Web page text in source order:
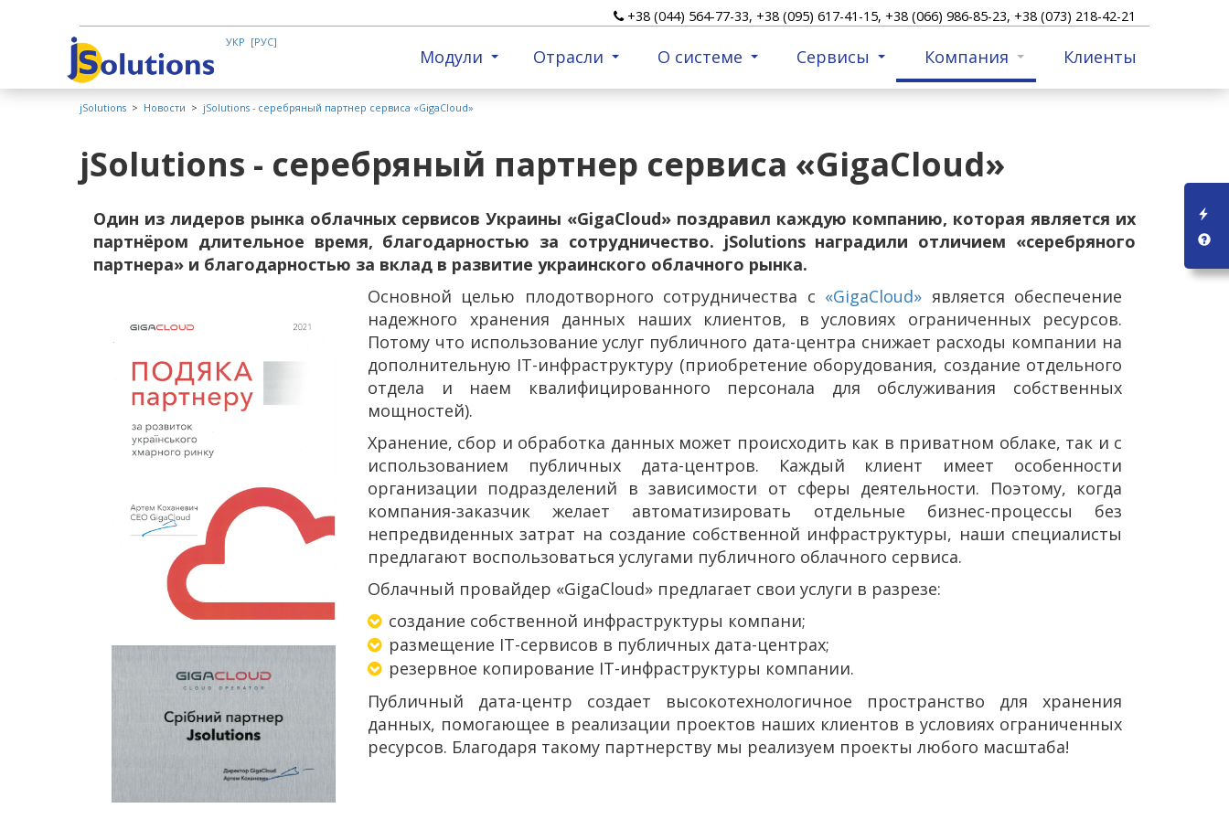
+38 (044) 564-77-33, +38 (095) 617-41-15, +38 (066) 986-85-23, +38 (073) 218-42-21
УКР РУС
Модули Отрасли О системе Сервисы Компания Клиенты
jSolutions > Новости > jSolutions - серебряный партнер сервиса «GigaCloud»
jSolutions - серебряный партнер сервиса «GigaCloud»
Один из лидеров рынка облачных сервисов Украины «GigaCloud» поздравил каждую компанию, которая является их
партнёром длительное время, благодарностью за сотрудничество. jSolutions наградили отличием «серебряного
партнера» и благодарностью за вклад в развитие украинского облачного рынка.
Основной целью плодотворного сотрудничества с «GigaCloud» является обеспечение
надежного хранения данных наших клиентов, в условиях ограниченных ресурсов.
Потому что использование услуг публичного дата-центра снижает расходы компании на
дополнительную IT-инфраструктуру (приобретение оборудования, создание отдельного
отдела и наем квалифицированного персонала для обслуживания собственных
мощностей).
Хранение, сбор и обработка данных может происходить как в приватном облаке, так и с
использованием публичных дата-центров. Каждый клиент имеет особенности
организации подразделений в зависимости от сферы деятельности. Поэтому, когда
компания-заказчик желает автоматизировать отдельные бизнес-процессы без
непредвиденных затрат на создание собственной инфраструктуры, наши специалисты
предлагают воспользоваться услугами публичного облачного сервиса.
Облачный провайдер «GigaCloud» предлагает свои услуги в разрезе:
создание собственной инфраструктуры компани;
размещение IT-сервисов в публичных дата-центрах;
резервное копирование IT-инфраструктуры компании.
Публичный дата-центр создает высокотехнологичное пространство для хранения
данных, помогающее в реализации проектов наших клиентов в условиях ограниченных
ресурсов. Благодаря такому партнерству мы реализуем проекты любого масштаба!